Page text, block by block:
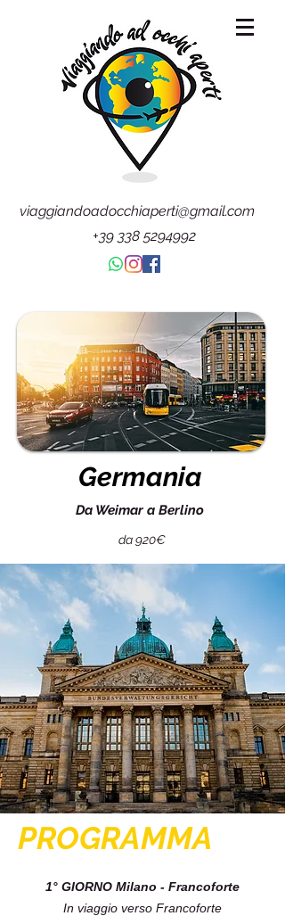
viaggiandoadocchiaperti@gmail.com
+39 338 5294992
Germania
Da Weimar a Berlino
da 920€
PROGRAMMA
1° GIORNO Milano - Francoforte
In viaggio verso Francoforte